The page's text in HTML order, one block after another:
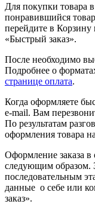
Для покупки товара
понравившийся
перейдите в
«Быстрый заказ».
После необходимо
Подробнее о
странице оплата.
Когда оформляете
e-mail. Вам
По результатам
оформления товара
Оформление заказа
следующим образом.
последовательным
данные о себе или
заказ».